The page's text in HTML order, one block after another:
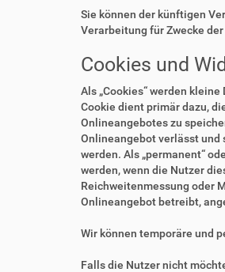
Sie können der künftigen
Verarbeitung für Zwecke
Cookies und
Als „Cookies“ werden
Cookie dient primär dazu,
Onlineangebotes zu
Onlineangebot verlässt und
werden. Als „permanent“
werden, wenn die Nutzer
Reichweitenmessung oder
Onlineangebot betreibt,
Wir können temporäre und
Falls die Nutzer nicht